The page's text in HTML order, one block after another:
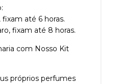
até 6 horas.
fixam até 8 horas.
com Nosso Kit
próprios perfumes